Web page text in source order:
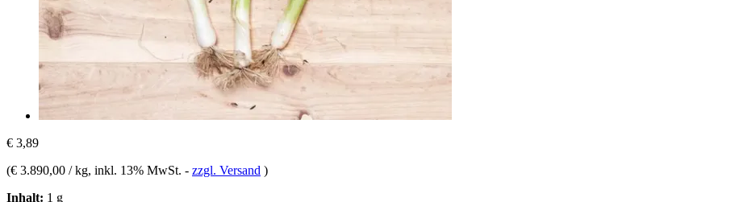
€ 3,89
(€ 3.890,00 / kg, inkl. 13% MwSt. - zzgl. Versand )
Inhalt: 1 g